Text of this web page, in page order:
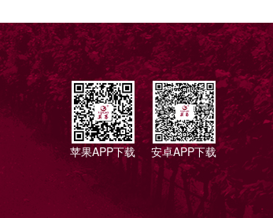
苹果APP下载 安卓APP下载